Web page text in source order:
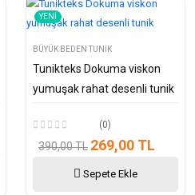
YENI
BÜYÜK BEDEN TUNIK
Tunikteks Dokuma viskon
yumuşak rahat desenli tunik
(0)
390,00 TL 269,00 TL
Sepete Ekle